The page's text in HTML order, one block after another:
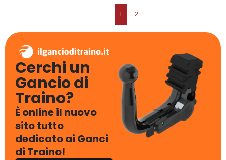
1 2
Cerchi un
Gancio di
Traino?
È online il nuovo
sito tutto
dedicato ai Ganci
di Traino!